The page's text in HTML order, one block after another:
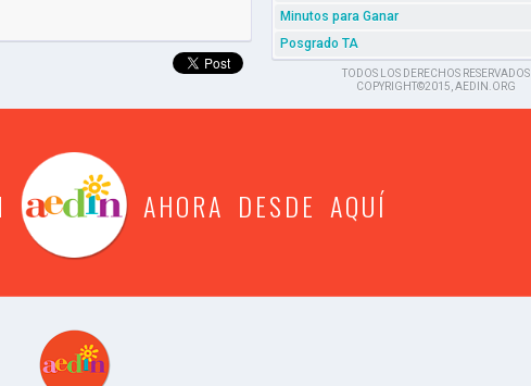
Minutos para Ganar
Posgrado TA
TODOS LOS DERECHOS RESERVADOS
COPYRIGHT©2015, AEDIN.ORG
AHORA DESDE AQUÍ